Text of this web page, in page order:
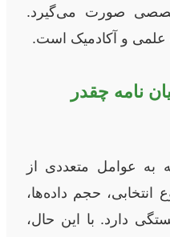
صورت می‌گیرد.
و آکادمیک است.
نامه چقدر
به عوامل متعددی از
حجم داده‌ها،
دارد. با این حال،